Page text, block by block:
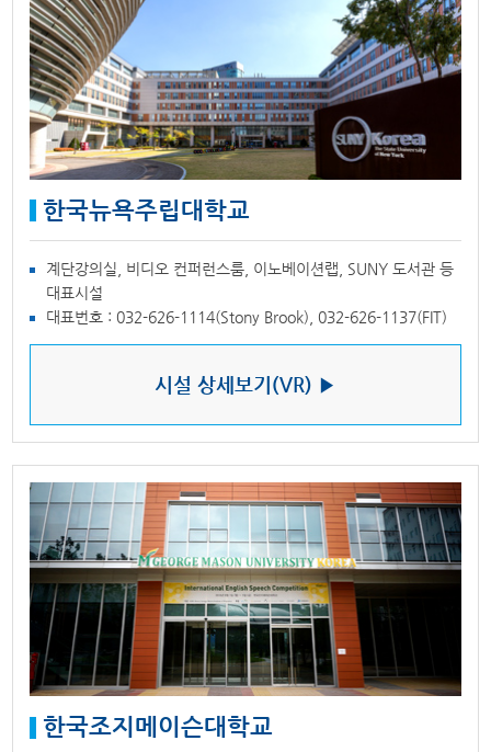
한국뉴욕주립대학교
계단강의실, 비디오 컨퍼런스룸, 이노베이션랩, SUNY 도서관 등
대표시설
대표번호 : 032-626-1114(Stony Brook), 032-626-1137(FIT)
시설 상세보기(VR) ▶
한국조지메이슨대학교